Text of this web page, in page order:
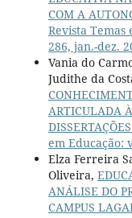
COM A
Revista Temas
286, jan.-dez.
Vania do
Judithe da
ARTICULADA
em Educação:
Elza Ferreira
Oliveira,
ANÁLISE DO
CAMPUS